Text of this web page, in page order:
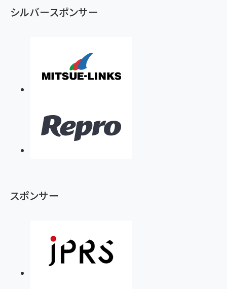
シルバースポンサー
スポンサー